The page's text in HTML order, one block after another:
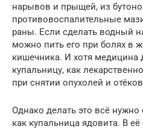
нарывов и прыщей, из
противовоспалительные
раны. Если сделать водный
можно пить его при болях в
кишечника. И хотя медицина
купальницу, как
при снятии опухолей и
Однако делать это всё
как купальница ядовита. В